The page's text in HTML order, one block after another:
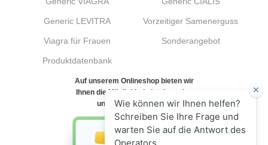
Generic LEVITRA Vorzeitiger Samenerguss
Viagra für Frauen Sonderangebot
Produktdatenbank
Auf unserem Onlineshop bieten wir
Ihnen die Möglichkeit, hochwertige
und billige generische